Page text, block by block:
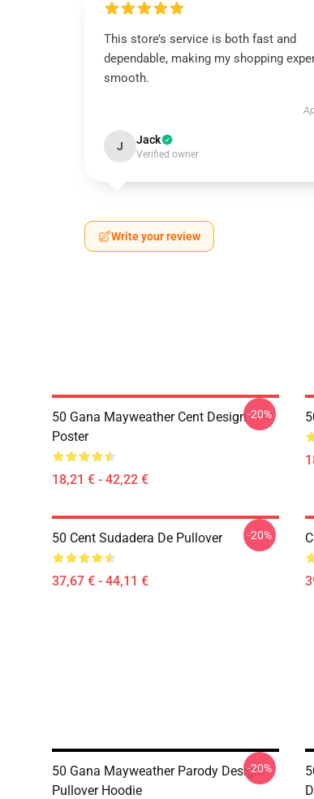
This store’s service is both fast and
dependable, making my shopping
smooth.
J Jack
Verified owner
Write your review
50 Gana Mayweather Cent Design
Poster
18,21 € - 42,22 €
-20%
50 Cent Sudadera De Pullover
37,67 € - 44,11 €
-20%
50 Gana Mayweather Parody Design
Pullover Hoodie
-20%